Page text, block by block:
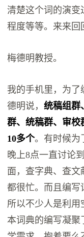
清楚这个词的演变
程度等等。来来回
梅德明教授。
我的手机里，为
德明说，统稿组群
群、统稿群、审
10多个。有时候为
晚上8点一直讨论
面，查字典、查文
都很忙。而且编写
所以不少人是利用
本词典的编写凝